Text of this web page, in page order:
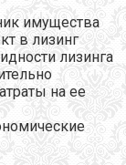
имущества
в лизинг
лизинга
на ее